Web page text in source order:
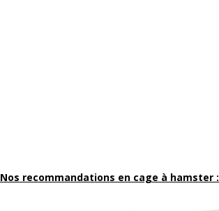
Nos recommandations en cage à hamster :